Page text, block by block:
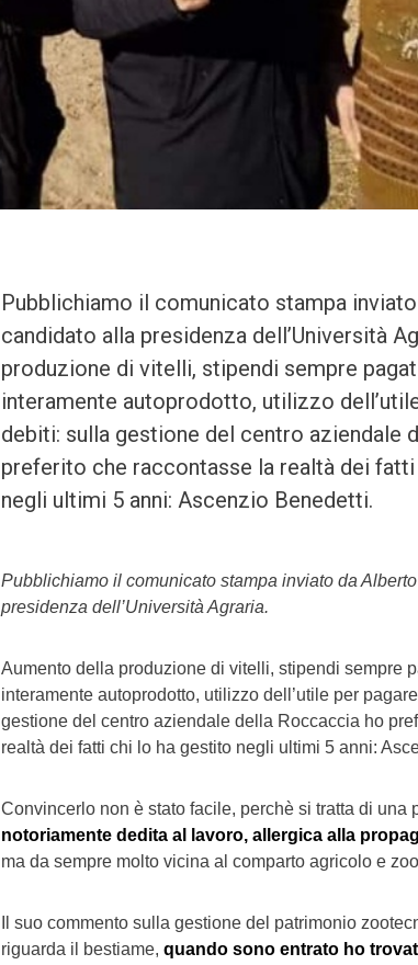
Pubblichiamo il comunicato stampa
candidato alla presidenza dell’Università
produzione di vitelli, stipendi sempre
interamente autoprodotto, utilizzo
debiti: sulla gestione del centro aziendale
preferito che raccontasse la realtà dei
negli ultimi 5 anni: Ascenzio Benedetti.
Pubblichiamo il comunicato stampa inviato da
presidenza dell’Università Agraria.
Aumento della produzione di vitelli, stipendi sempre
interamente autoprodotto, utilizzo dell’utile per
gestione del centro aziendale della Roccaccia ho
realtà dei fatti chi lo ha gestito negli ultimi 5 anni:
Convincerlo non è stato facile, perchè si tratta di una
notoriamente dedita al lavoro, allergica alla
ma da sempre molto vicina al comparto agricolo e
Il suo commento sulla gestione del patrimonio
riguarda il bestiame, quando sono entrato ho